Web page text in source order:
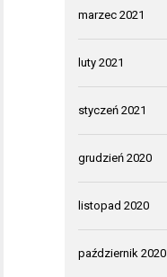
marzec 2021
luty 2021
styczeń 2021
grudzień 2020
listopad 2020
październik 2020